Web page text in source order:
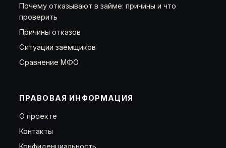
Почему отказывают в займе: причины и что
проверить
Причины отказов
Ситуации заемщиков
Сравнение МФО
ПРАВОВАЯ ИНФОРМАЦИЯ
О проекте
Контакты